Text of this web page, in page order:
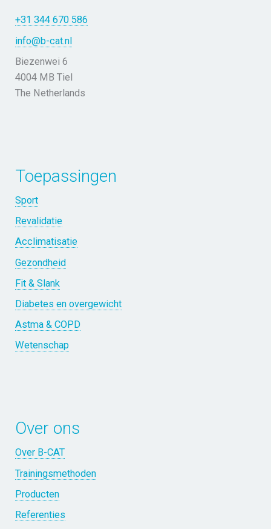
+31 344 670 586
info@b-cat.nl
Biezenwei 6
4004 MB Tiel
The Netherlands
Toepassingen
Sport
Revalidatie
Acclimatisatie
Gezondheid
Fit & Slank
Diabetes en overgewicht
Astma & COPD
Wetenschap
Over ons
Over B-CAT
Trainingsmethoden
Producten
Referenties